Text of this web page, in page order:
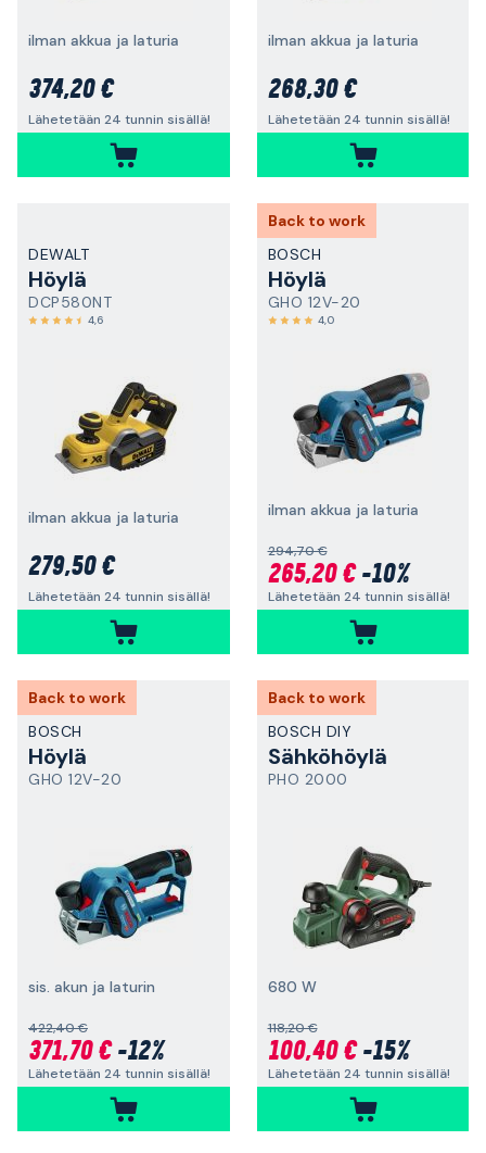
ilman akkua ja laturia
374,20 €
Lähetetään 24 tunnin sisällä!
ilman akkua ja laturia
268,30 €
Lähetetään 24 tunnin sisällä!
DEWALT
Höylä
DCP580NT
4,6
ilman akkua ja laturia
279,50 €
Lähetetään 24 tunnin sisällä!
Back to work
BOSCH
Höylä
GHO 12V-20
4,0
ilman akkua ja laturia
294,70 €
265,20 €-10%
Lähetetään 24 tunnin sisällä!
Back to work
BOSCH
Höylä
GHO 12V-20
sis. akun ja laturin
422,40 €
371,70 €-12%
Lähetetään 24 tunnin sisällä!
Back to work
BOSCH DIY
Sähköhöylä
PHO 2000
680 W
118,20 €
100,40 €-15%
Lähetetään 24 tunnin sisällä!